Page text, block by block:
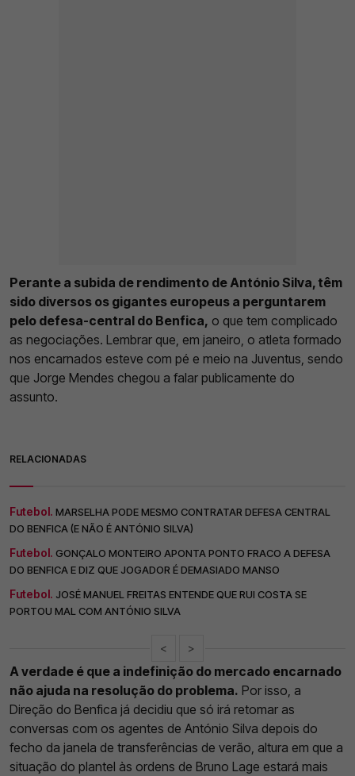
Perante a subida de rendimento de António Silva, têm
sido diversos os gigantes europeus a perguntarem
pelo defesa-central do Benfica, o que tem complicado
as negociações. Lembrar que, em janeiro, o atleta formado
nos encarnados esteve com pé e meio na Juventus, sendo
que Jorge Mendes chegou a falar publicamente do
assunto.
RELACIONADAS
Futebol. MARSELHA PODE MESMO CONTRATAR DEFESA CENTRAL
DO BENFICA (E NÃO É ANTÓNIO SILVA)
Futebol. GONÇALO MONTEIRO APONTA PONTO FRACO A DEFESA
DO BENFICA E DIZ QUE JOGADOR É DEMASIADO MANSO
Futebol. JOSÉ MANUEL FREITAS ENTENDE QUE RUI COSTA SE
PORTOU MAL COM ANTÓNIO SILVA
< >
A verdade é que a indefinição do mercado encarnado
não ajuda na resolução do problema. Por isso, a
Direção do Benfica já decidiu que só irá retomar as
conversas com os agentes de António Silva depois do
fecho da janela de transferências de verão, altura em que a
situação do plantel às ordens de Bruno Lage estará mais